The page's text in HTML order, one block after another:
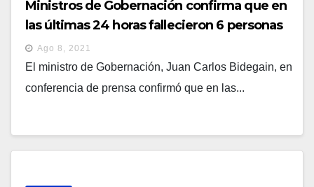
Ministros de Gobernación confirma que en
las últimas 24 horas fallecieron 6 personas
en accidentes de tránsito
Ago 8, 2021
El ministro de Gobernación, Juan Carlos Bidegain, en
conferencia de prensa confirmó que en las...